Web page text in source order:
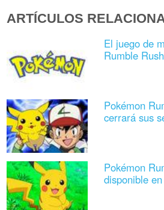
ARTÍCULOS
El juego de
Rumble
Pokémon
cerrará sus
Pokémon
disponible